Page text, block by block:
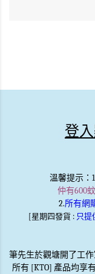
登
溫馨提示：
仲有600
2.所有網
[星期四發貨 : 只提
筆先生於觀塘開了工
所有 [KTO] 產品均享